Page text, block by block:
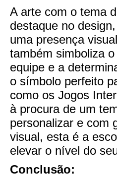
A arte com o tema
destaque no
uma presença
também simboliza
equipe e a
o símbolo perfeito
como os Jogos
à procura de um
personalizar e com
visual, esta é a
elevar o nível do
Conclusão: